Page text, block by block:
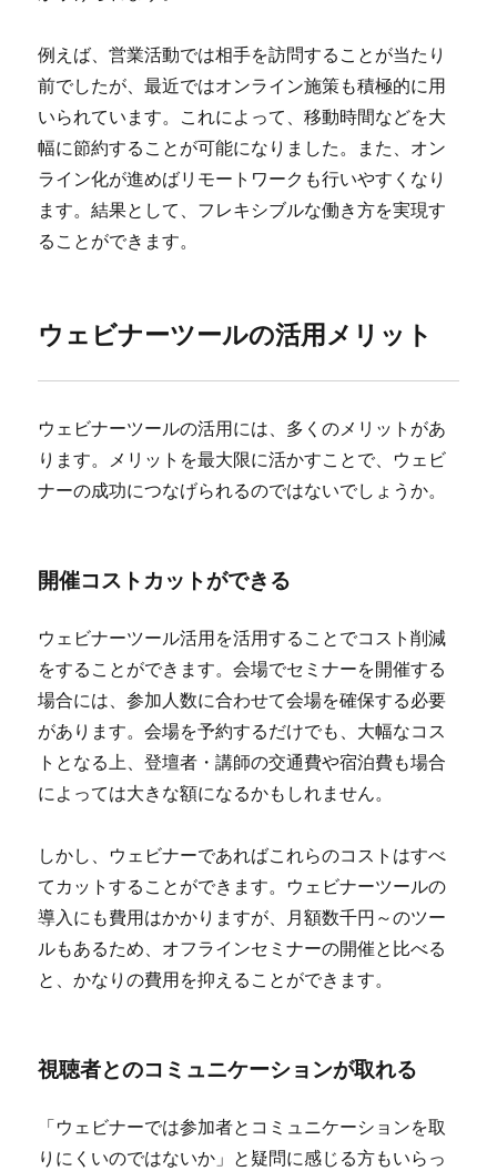
例えば、営業活動では相手を訪問することが当たり
前でしたが、最近ではオンライン施策も積極的に用
いられています。これによって、移動時間などを大
幅に節約することが可能になりました。また、オン
ライン化が進めばリモートワークも行いやすくなり
ます。結果として、フレキシブルな働き方を実現す
ることができます。
ウェビナーツールの活用メリット
ウェビナーツールの活用には、多くのメリットがあ
ります。メリットを最大限に活かすことで、ウェビ
ナーの成功につなげられるのではないでしょうか。
開催コストカットができる
ウェビナーツール活用を活用することでコスト削減
をすることができます。会場でセミナーを開催する
場合には、参加人数に合わせて会場を確保する必要
があります。会場を予約するだけでも、大幅なコス
トとなる上、登壇者・講師の交通費や宿泊費も場合
によっては大きな額になるかもしれません。
しかし、ウェビナーであればこれらのコストはすべ
てカットすることができます。ウェビナーツールの
導入にも費用はかかりますが、月額数千円～のツー
ルもあるため、オフラインセミナーの開催と比べる
と、かなりの費用を抑えることができます。
視聴者とのコミュニケーションが取れる
「ウェビナーでは参加者とコミュニケーションを取
りにくいのではないか」と疑問に感じる方もいらっ